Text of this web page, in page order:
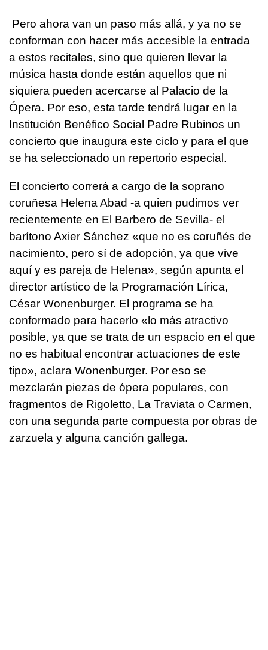
Pero ahora van un paso más allá, y ya no se
conforman con hacer más accesible la entrada
a estos recitales, sino que quieren llevar la
música hasta donde están aquellos que ni
siquiera pueden acercarse al Palacio de la
Ópera. Por eso, esta tarde tendrá lugar en la
Institución Benéfico Social Padre Rubinos un
concierto que inaugura este ciclo y para el que
se ha seleccionado un repertorio especial.
El concierto correrá a cargo de la soprano
coruñesa Helena Abad -a quien pudimos ver
recientemente en El Barbero de Sevilla- el
barítono Axier Sánchez «que no es coruñés de
nacimiento, pero sí de adopción, ya que vive
aquí y es pareja de Helena», según apunta el
director artístico de la Programación Lírica,
César Wonenburger. El programa se ha
conformado para hacerlo «lo más atractivo
posible, ya que se trata de un espacio en el que
no es habitual encontrar actuaciones de este
tipo», aclara Wonenburger. Por eso se
mezclarán piezas de ópera populares, con
fragmentos de Rigoletto, La Traviata o Carmen,
con una segunda parte compuesta por obras de
zarzuela y alguna canción gallega.